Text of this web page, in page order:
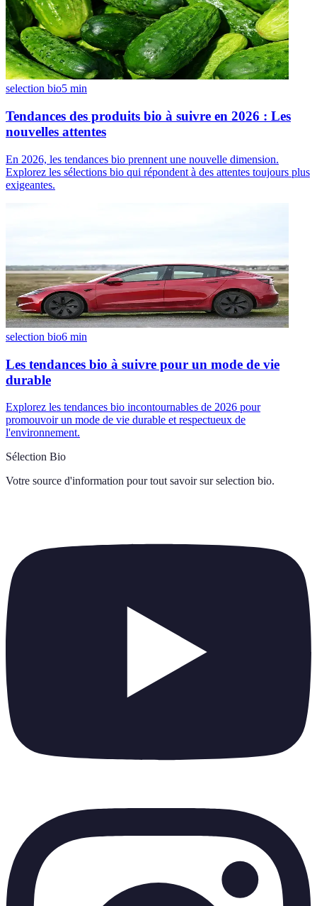
selection bio5 min
Tendances des produits bio à suivre en 2026 : Les
nouvelles attentes
En 2026, les tendances bio prennent une nouvelle dimension.
Explorez les sélections bio qui répondent à des attentes toujours plus
exigeantes.
selection bio6 min
Les tendances bio à suivre pour un mode de vie
durable
Explorez les tendances bio incontournables de 2026 pour
promouvoir un mode de vie durable et respectueux de
l'environnement.
Sélection Bio
Votre source d'information pour tout savoir sur selection bio.